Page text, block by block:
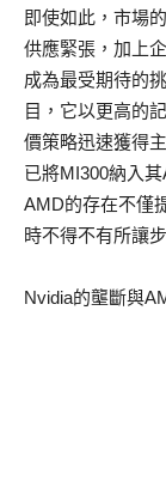
即使如此，市場
供應緊張，加上
成為最受期待的
目，它以更高的
價策略迅速獲得
已將MI300納入
AMD的存在不僅
時不得不有所讓步
Nvidia的壟斷與